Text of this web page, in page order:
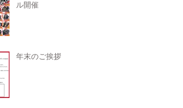
ル開催
年末のご挨拶